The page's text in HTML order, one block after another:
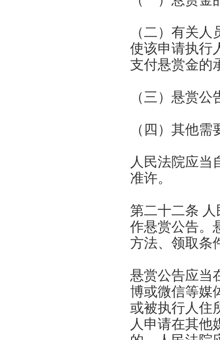
（二）有关
使该申请执行
支付悬赏金的
（三）悬赏
（四）其他
人民法院应当
准许。
第二十二条
作悬赏公告。
方法、领取条
悬赏公告应当
博或微信等媒
或被执行人住
人申请在其他